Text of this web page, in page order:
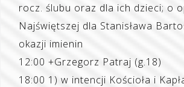
rocz. ślubu oraz dla ich dzieci; o
Najświętszej dla Stanisława
okazji imienin
12:00 +Grzegorz Patraj (g.18)
18:00 1) w intencji Kościoła i